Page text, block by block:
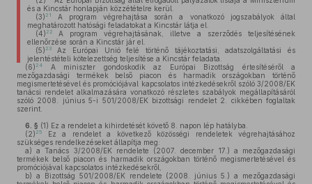
és a Kincstár honlapján közzétételre kerül.
(3) 21
A program végrehajtása során a vonatkozó jogszabályok által
meghatározott hatósági feladatokat a Kincstár látja el.
(4) 22
A program végrehajtásának, illetve a szerződés teljesítésének
ellenőrzése során a Kincstár jár el.
(5) 23Az Európai Unió felé történő tájékoztatási, adatszolgáltatási és
jelentéstételi kötelezettség teljesítése a Kincstár feladata.
(6) 24
A miniszter gondoskodik az Európai Bizottság értesítéséről a
mezőgazdasági termékek belső piacon és harmadik országokban történő
megismertetésével és promóciójával kapcsolatos intézkedésekről szóló 3/2008/EK
tanácsi rendelet alkalmazására vonatkozó részletes szabályok megállapításáról
szóló 2008. június 5-i 501/2008/EK bizottsági rendelet 2. cikkében foglaltak
szerint.
6. § (1) Ez a rendelet a kihirdetését követő 8. napon lép hatályba.
(2) 25
Ez a rendelet a következő közösségi rendeletek végrehajtásához
szükséges rendelkezéseket állapítja meg:
a) a Tanács 3/2008/EK rendelete (2007. december 17.) a mezőgazdasági
termékek belső piacon és harmadik országokban történő megismertetésével és
promóciójával kapcsolatos intézkedésekről,
b) a Bizottság 501/2008/EK rendelete (2008. június 5.) a mezőgazdasági